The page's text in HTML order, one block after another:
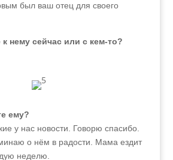
был ваш отец для своего
нему сейчас или с кем-то?
ему?
у нас новости. Говорю спасибо.
о нём в радости. Мама ездит
неделю.